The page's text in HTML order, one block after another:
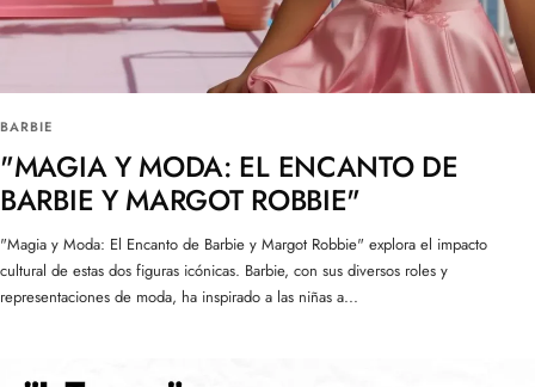
BARBIE
"MAGIA Y MODA: EL ENCANTO DE
BARBIE Y MARGOT ROBBIE"
"Magia y Moda: El Encanto de Barbie y Margot Robbie" explora el impacto
cultural de estas dos figuras icónicas. Barbie, con sus diversos roles y
representaciones de moda, ha inspirado a las niñas a...